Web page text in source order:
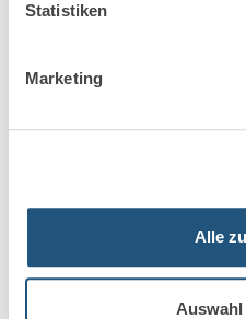
Statistiken
Marketing
Alle
Berufsunfähigkeit bei
Risikovoranfragen in der
BU-Versicherung und